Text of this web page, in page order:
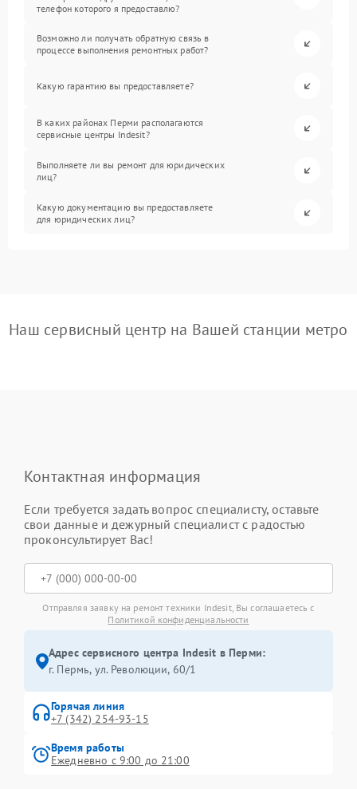
телефон которого я предоставлю?
Возможно ли получать обратную связь в
процессе выполнения ремонтных работ?
Какую гарантию вы предоставляете?
В каких районах Перми располагаются
сервисные центры Indesit?
Выполняете ли вы ремонт для юридических
лиц?
Какую документацию вы предоставляете
для юридических лиц?
Наш сервисный центр на Вашей станции метро
Контактная информация
Если требуется задать вопрос специалисту, оставьте
свои данные и дежурный специалист с радостью
проконсультирует Вас!
Отправляя заявку на ремонт техники Indesit, Вы соглашаетесь с
Политикой конфиденциальности
Адрес сервисного центра Indesit в Перми:
г. Пермь, ул. ​Революции, 60/1
Горячая линия
+7 (342) 254-93-15
Время работы
Ежедневно с 9:00 до 21:00